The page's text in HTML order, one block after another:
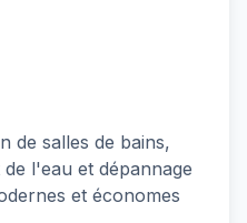
de salles de bains,
l'eau et dépannage
et économes